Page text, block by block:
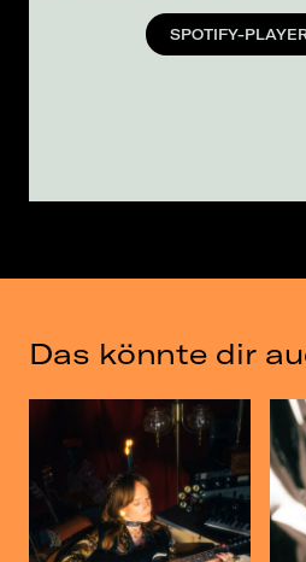
SPOTIFY-
Das könnte dir